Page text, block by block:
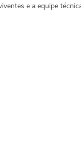
e a equipe